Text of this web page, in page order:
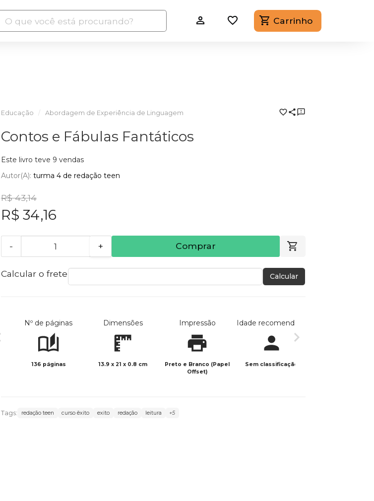
Carrinho
Educação Abordagem de Experiência de Linguagem
Contos e Fábulas Fantáticos
Este livro teve 9 vendas
Autor(a): turma 4 de redação teen
R$ 43,14
R$ 34,16
- + Comprar
Calcular o frete Calcular
Nº de páginas
136 páginas
Dimensões
13.9 x 21 x 0.8 cm
Impressão
Preto e Branco (Papel
Offset)
Idade recomendada
Sem classificação
Tags: redação teen curso êxito exito redação leitura +5